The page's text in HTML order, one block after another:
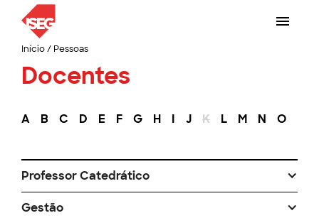
Início/ Pessoas
Docentes
A B C D E F G H I J K L M N O
Professor Catedrático
Gestão